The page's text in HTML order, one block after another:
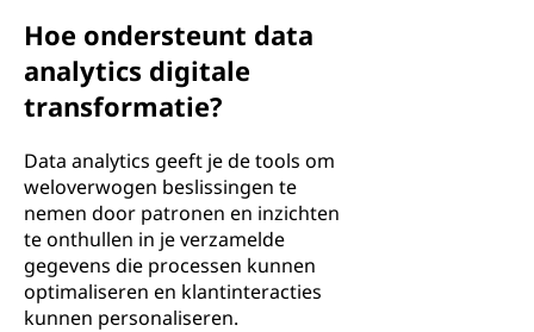
Hoe ondersteunt data
analytics digitale
transformatie?
Data analytics geeft je de tools om
weloverwogen beslissingen te
nemen door patronen en inzichten
te onthullen in je verzamelde
gegevens die processen kunnen
optimaliseren en klantinteracties
kunnen personaliseren.